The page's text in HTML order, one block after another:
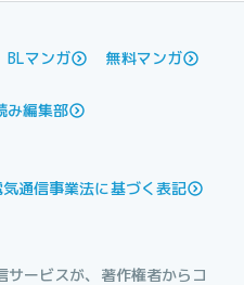
BLマンガ 無料マンガ
み編集部
気通信事業法に基づく表記
ービスが、著作権者からコ